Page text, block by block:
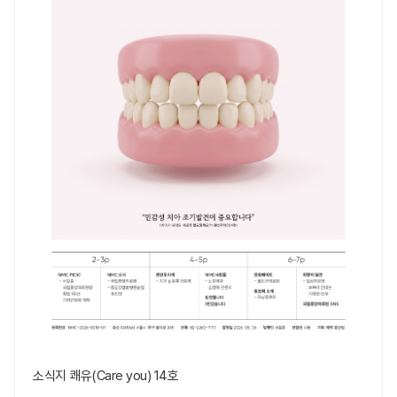
소식지 쾌유(Care you) 14호